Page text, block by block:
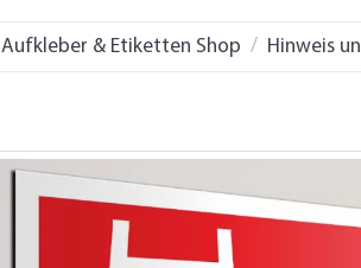
Aufkleber & Etiketten Shop Hinweis